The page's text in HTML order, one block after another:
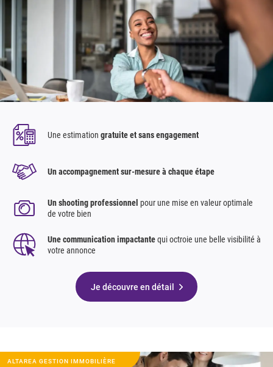
Une estimation gratuite et sans engagement
Un accompagnement sur-mesure à chaque étape
Un shooting professionnel pour une mise en valeur optimale
de votre bien
Une communication impactantequi octroie une belle visibilité à
votre annonce
Je découvre en détail
ALTAREA GESTION IMMOBILIÈRE